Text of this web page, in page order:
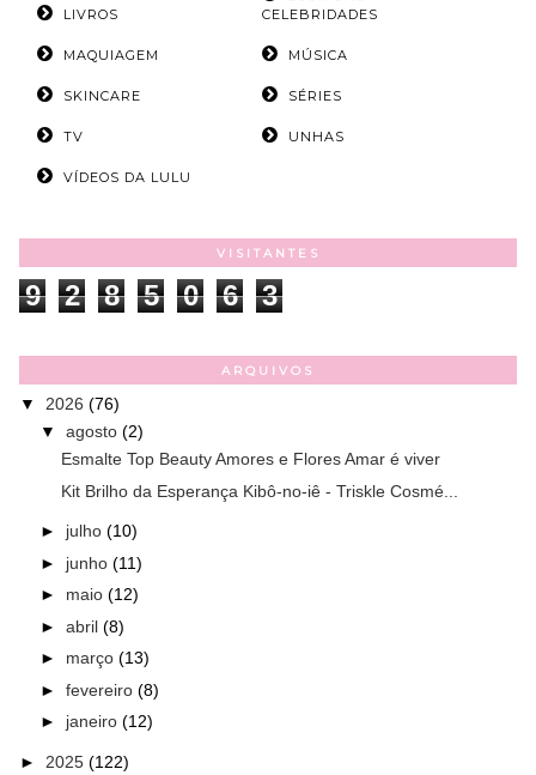
LIVROS
CELEBRIDADES
MAQUIAGEM MÚSICA
SKINCARE SÉRIES
TV UNHAS
VÍDEOS DA LULU
VISITANTES
9 2 8 5 0 6 3
ARQUIVOS
▼ 2026 (76)
▼ agosto (2)
Esmalte Top Beauty Amores e Flores Amar é viver
Kit Brilho da Esperança Kibô-no-iê - Triskle Cosmé...
► julho (10)
► junho (11)
► maio (12)
► abril (8)
► março (13)
► fevereiro (8)
► janeiro (12)
► 2025 (122)